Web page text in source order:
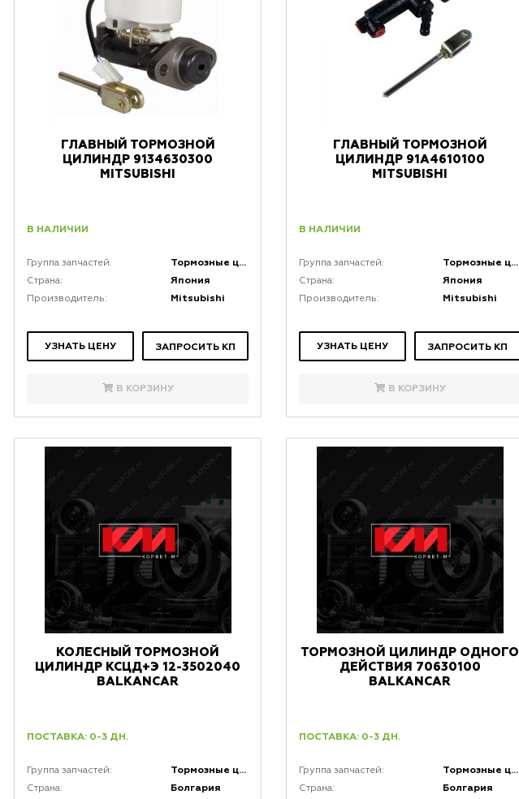
ГЛАВНЫЙ ТОРМОЗНОЙ
ЦИЛИНДР 9134630300
MITSUBISHI
В НАЛИЧИИ
Группа запчастей: Тормозные цилиндры
Страна: Япония
Производитель: Mitsubishi
УЗНАТЬ ЦЕНУ ЗАПРОСИТЬ КП
В КОРЗИНУ
ГЛАВНЫЙ ТОРМОЗНОЙ
ЦИЛИНДР 91A4610100
MITSUBISHI
В НАЛИЧИИ
Группа запчастей: Тормозные цилиндры
Страна: Япония
Производитель: Mitsubishi
УЗНАТЬ ЦЕНУ ЗАПРОСИТЬ КП
В КОРЗИНУ
КОЛЕСНЫЙ ТОРМОЗНОЙ
ЦИЛИНДР КСЦД+Э 12-3502040
BALKANCAR
ПОСТАВКА: 0-3 ДН.
Группа запчастей: Тормозные цилиндры
Страна: Болгария
ТОРМОЗНОЙ ЦИЛИНДР ОДНОГО
ДЕЙСТВИЯ 70630100
BALKANCAR
ПОСТАВКА: 0-3 ДН.
Группа запчастей: Тормозные цилиндры
Страна: Болгария